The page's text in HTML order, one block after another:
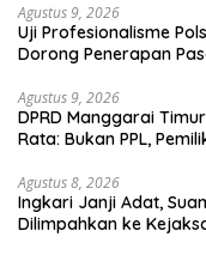
Agustus 9, 2026
Uji Profesionalisme
Dorong Penerapan
Agustus 9, 2026
DPRD Manggarai
Rata: Bukan PPL,
Agustus 8, 2026
Ingkari Janji Adat,
Dilimpahkan ke